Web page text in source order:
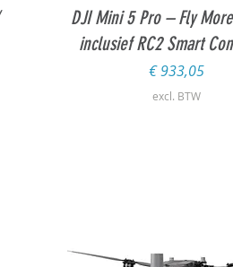
Snel overzicht
DJI Mini 5 Pro – Fly
inclusief RC2 Smart
Prijs
€ 933,05
excl. BTW